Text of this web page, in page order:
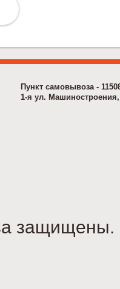
Пункт самовывоза -
1-я ул.
защищены.